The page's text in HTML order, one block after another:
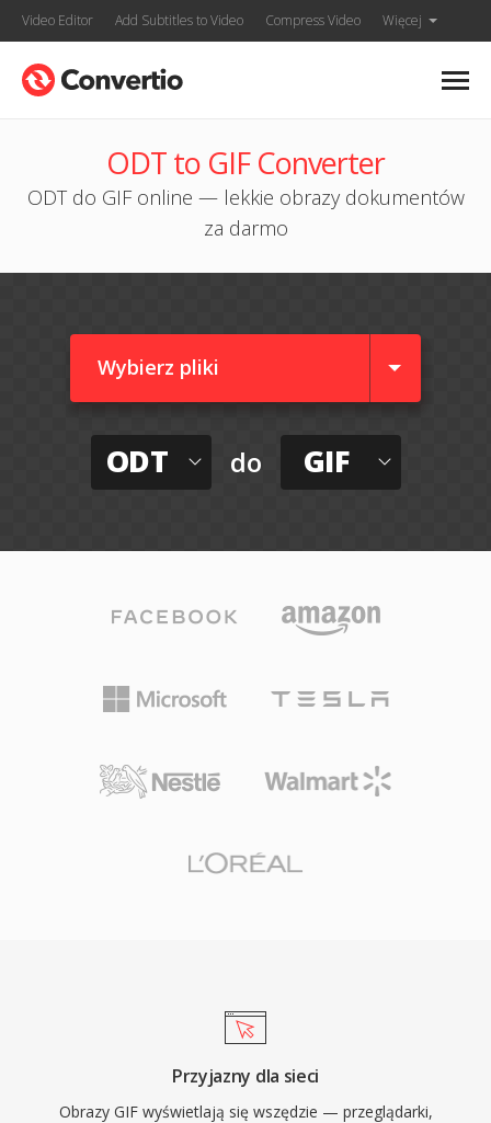
Video Editor Add Subtitles to Video Compress Video Więcej
ODT to GIF Converter
ODT do GIF online — lekkie obrazy dokumentów
za darmo
Wybierz pliki
ODT do GIF
Przyjazny dla sieci
Obrazy GIF wyświetlają się wszędzie — przeglądarki,